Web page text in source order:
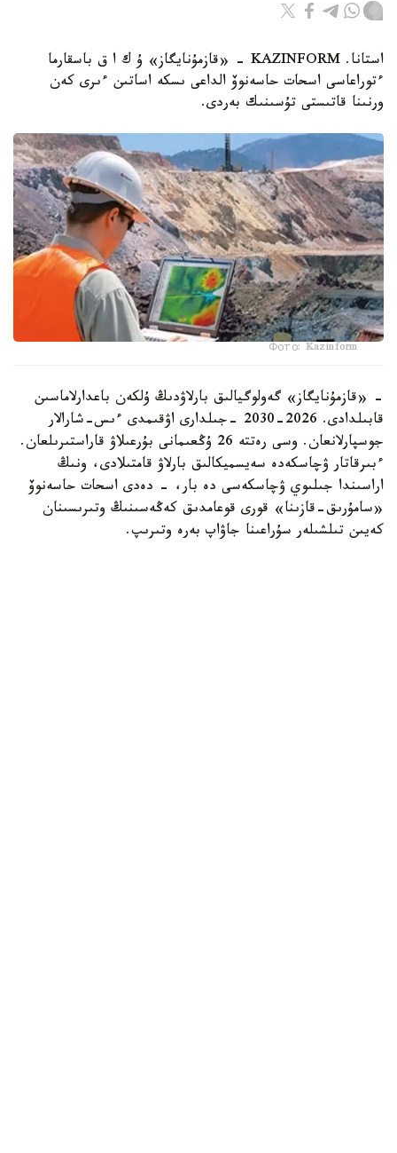
استانا. KAZINFORM - «قازمۇنايگاز» ۇ ك ا ق باسقارما
ءتوراعاسى اسحات حاسەنوۆ الداعى ىسكە اساتىن ءىرى كەن
ورنىنا قاتىستى تۇسىنىك بەردى.
Фото: Kazinform
- «قازمۇنايگاز» گەولوگيالىق بارلاۋدىڭ ۇلكەن باعدارلاماسىن
قابىلدادى. 2026-2030 -جىلدارى اۋقىمدى ءىس-شارالار
جوسپارلانعان. وسى رەتتە 26 ۇڭعىمانى بۇرعىلاۋ قاراستىرىلعان.
ءبىرقاتار ۋچاسكەدە سەيسميكالىق بارلاۋ قامتىلادى، ونىڭ
اراسىندا جىلىوي ۋچاسكەسى دە بار، - دەدى اسحات حاسەنوۆ
«سامۇرىق-قازىنا» قورى قوعامدىق كەڭەسىنىڭ وتىرىسىنان
كەيىن تىلشىلەر سۇراعىنا جاۋاپ بەرە وتىرىپ.